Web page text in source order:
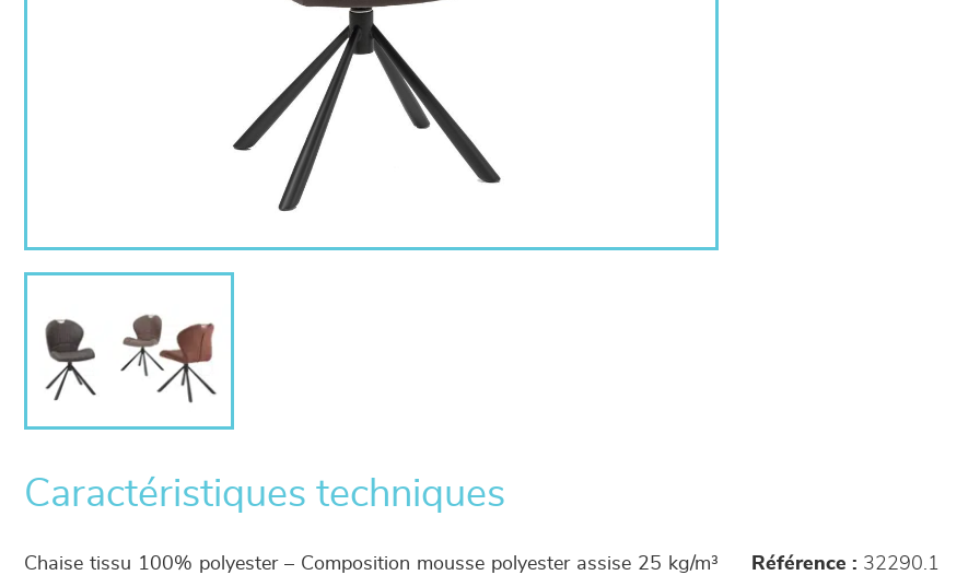
Caractéristiques techniques
Chaise tissu 100% polyester – Composition mousse polyester assise 25 kg/m³
Référence : 32290.1